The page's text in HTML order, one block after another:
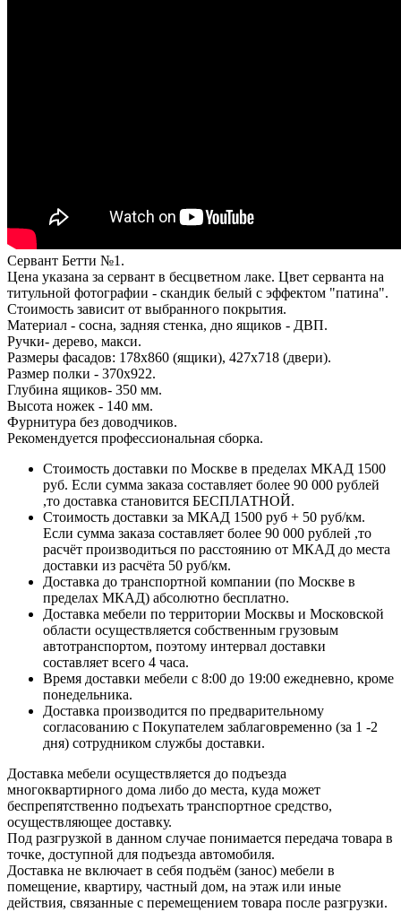
Сервант Бетти №1.
Цена указана за сервант в бесцветном лаке. Цвет серванта на
титульной фотографии - скандик белый с эффектом "патина".
Стоимость зависит от выбранного покрытия.
Материал - сосна, задняя стенка, дно ящиков - ДВП.
Ручки- дерево, макси.
Размеры фасадов: 178х860 (ящики), 427х718 (двери).
Размер полки - 370х922.
Глубина ящиков- 350 мм.
Высота ножек - 140 мм.
Фурнитура без доводчиков.
Рекомендуется профессиональная сборка.
Стоимость доставки по Москве в пределах МКАД 1500
руб. Если сумма заказа составляет более 90 000 рублей
,то доставка становится БЕСПЛАТНОЙ.
Стоимость доставки за МКАД 1500 руб + 50 руб/км.
Если сумма заказа составляет более 90 000 рублей ,то
расчёт производиться по расстоянию от МКАД до места
доставки из расчёта 50 руб/км.
Доставка до транспортной компании (по Москве в
пределах МКАД) абсолютно бесплатно.
Доставка мебели по территории Москвы и Московской
области осуществляется собственным грузовым
автотранспортом, поэтому интервал доставки
составляет всего 4 часа.
Время доставки мебели с 8:00 до 19:00 ежедневно, кроме
понедельника.
Доставка производится по предварительному
согласованию с Покупателем заблаговременно (за 1 -2
дня) сотрудником службы доставки.
Доставка мебели осуществляется до подъезда
многоквартирного дома либо до места, куда может
беспрепятственно подъехать транспортное средство,
осуществляющее доставку.
Под разгрузкой в данном случае понимается передача товара в
точке, доступной для подъезда автомобиля.
Доставка не включает в себя подъём (занос) мебели в
помещение, квартиру, частный дом, на этаж или иные
действия, связанные с перемещением товара после разгрузки.